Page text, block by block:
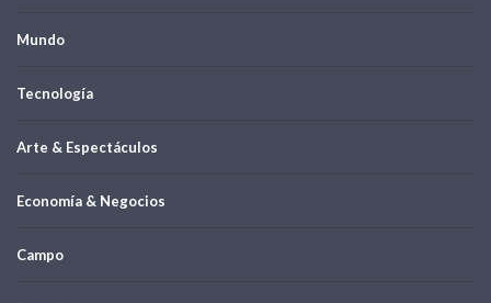
Mundo
Tecnología
Arte & Espectáculos
Economía & Negocios
Campo